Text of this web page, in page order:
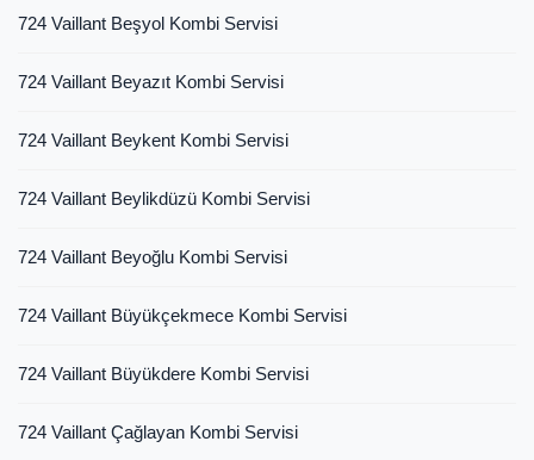
724 Vaillant Beşyol Kombi Servisi
724 Vaillant Beyazıt Kombi Servisi
724 Vaillant Beykent Kombi Servisi
724 Vaillant Beylikdüzü Kombi Servisi
724 Vaillant Beyoğlu Kombi Servisi
724 Vaillant Büyükçekmece Kombi Servisi
724 Vaillant Büyükdere Kombi Servisi
724 Vaillant Çağlayan Kombi Servisi